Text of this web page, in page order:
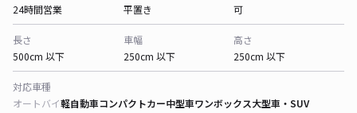
24時間営業
平置き
可
長さ
500cm 以下
車幅
250cm 以下
高さ
250cm 以下
対応車種
オートバイ軽自動車コンパクトカー中型車ワンボックス大型車・SUV